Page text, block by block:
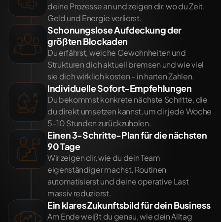
deine Prozesse an und zeigen dir, wo du Zeit,
Geld und Energie verlierst.
Schonungslose Aufdeckung der
größten Blockaden
Du erfährst, welche Gewohnheiten und
Strukturen dich aktuell bremsen und wie viel
sie dich wirklich kosten – in harten Zahlen.
Individuelle Sofort-Empfehlungen
Du bekommst konkrete nächste Schritte, die
du direkt umsetzen kannst, um dir jede Woche
5–10 Stunden zurückzuholen.
Einen 3-Schritte-Plan für die nächsten
90 Tage
Wir zeigen dir, wie du dein Team
eigenständiger machst, Routinen
automatisierst und deine operative Last
massiv reduzierst.
Ein klares Zukunftsbild für dein Business
Am Ende weißt du genau, wie dein Alltag